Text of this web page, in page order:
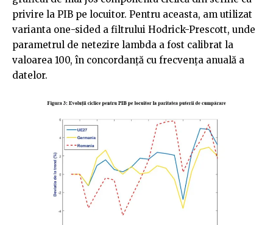
privire la PIB pe locuitor. Pentru aceasta, am utilizat
varianta one-sided a filtrului Hodrick-Prescott, unde
parametrul de netezire lambda a fost calibrat la
valoarea 100, în concordanță cu frecvența anuală a
datelor.